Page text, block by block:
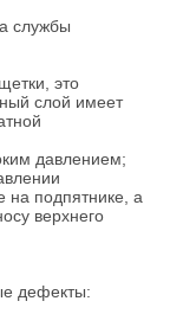
службы
это
слой имеет
давлением;
на подпятнике, а
верхнего
дефекты: